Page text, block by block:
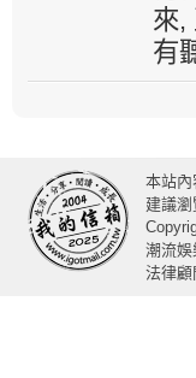
來,
有
本站內
建議
潮流娛
法律顧